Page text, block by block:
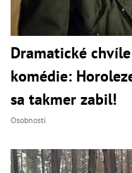
Dramatické
komédie:
sa takmer zabil!
Osobnosti